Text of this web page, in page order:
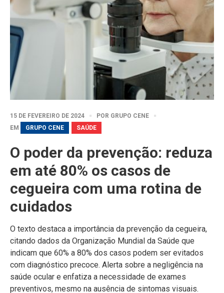
15 DE FEVEREIRO DE 2024 POR GRUPO CENE
EM
GRUPO CENE SAÚDE
O poder da prevenção: reduza
em até 80% os casos de
cegueira com uma rotina de
cuidados
O texto destaca a importância da prevenção da cegueira,
citando dados da Organização Mundial da Saúde que
indicam que 60% a 80% dos casos podem ser evitados
com diagnóstico precoce. Alerta sobre a negligência na
saúde ocular e enfatiza a necessidade de exames
preventivos, mesmo na ausência de sintomas visuais.